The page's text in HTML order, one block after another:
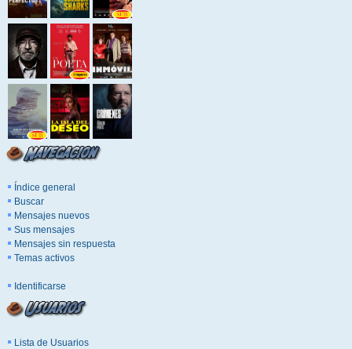
Índice general
Buscar
Mensajes nuevos
Sus mensajes
Mensajes sin respuesta
Temas activos
Identificarse
Lista de Usuarios